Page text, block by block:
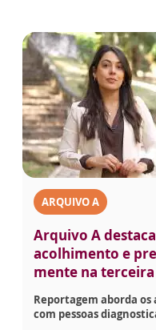
ARQUIVO A
Arquivo A
acolhimento e
mente na
Reportagem aborda os
com pessoas